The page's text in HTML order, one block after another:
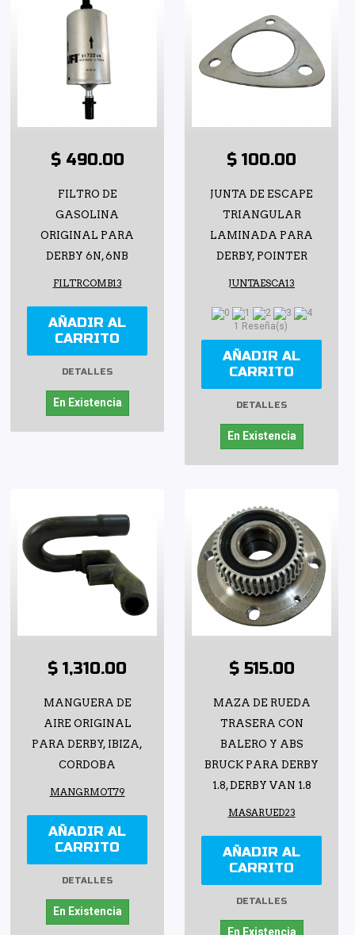
$ 490.00
FILTRO DE
GASOLINA
ORIGINAL PARA
DERBY 6N, 6NB
FILTRCOMB13
AÑADIR AL
CARRITO
DETALLES
En Existencia
$ 100.00
JUNTA DE ESCAPE
TRIANGULAR
LAMINADA PARA
DERBY, POINTER
JUNTAESCA13
1 Reseña(s)
AÑADIR AL
CARRITO
DETALLES
En Existencia
$ 1,310.00
MANGUERA DE
AIRE ORIGINAL
PARA DERBY, IBIZA,
CORDOBA
MANGRMOT79
AÑADIR AL
CARRITO
DETALLES
En Existencia
$ 515.00
MAZA DE RUEDA
TRASERA CON
BALERO Y ABS
BRUCK PARA DERBY
1.8, DERBY VAN 1.8
MASARUED23
AÑADIR AL
CARRITO
DETALLES
En Existencia